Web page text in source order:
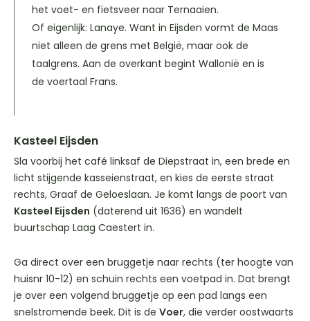
het voet- en fietsveer naar Ternaaien.
Of eigenlijk: Lanaye. Want in Eijsden vormt de Maas
niet alleen de grens met België, maar ook de
taalgrens. Aan de overkant begint Wallonië en is
de voertaal Frans.
Kasteel Eijsden
Sla voorbij het café linksaf de Diepstraat in, een brede en
licht stijgende kasseienstraat, en kies de eerste straat
rechts, Graaf de Geloeslaan. Je komt langs de poort van
Kasteel Eijsden (daterend uit 1636) en wandelt
buurtschap Laag Caestert in.
Ga direct over een bruggetje naar rechts (ter hoogte van
huisnr 10-12) en schuin rechts een voetpad in. Dat brengt
je over een volgend bruggetje op een pad langs een
snelstromende beek. Dit is de Voer, die verder oostwaarts